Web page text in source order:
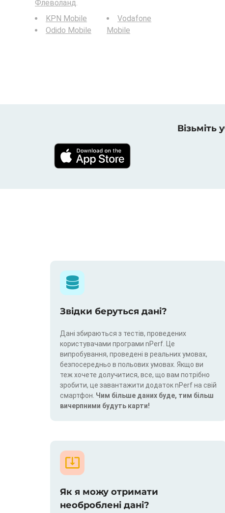
Флеволанд.
KPN Mobile
Odido Mobile
Vodafone
Mobile
Візьміть
Звідки беруться дані?
Дані збираються з тестів, проведених
користувачами програми nPerf. Це
випробування, проведені в реальних умовах,
безпосередньо в польових умовах. Якщо ви
теж хочете долучитися, все, що вам потрібно
зробити, це завантажити додаток nPerf на свій
смартфон. Чим більше даних буде, тим більш
вичерпними будуть карти!
Як я можу отримати
необроблені дані?